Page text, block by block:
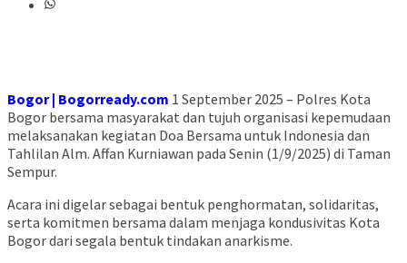
Bogor | Bogorready.com 1 September 2025 – Polres Kota
Bogor bersama masyarakat dan tujuh organisasi kepemudaan
melaksanakan kegiatan Doa Bersama untuk Indonesia dan
Tahlilan Alm. Affan Kurniawan pada Senin (1/9/2025) di Taman
Sempur.
Acara ini digelar sebagai bentuk penghormatan, solidaritas,
serta komitmen bersama dalam menjaga kondusivitas Kota
Bogor dari segala bentuk tindakan anarkisme.